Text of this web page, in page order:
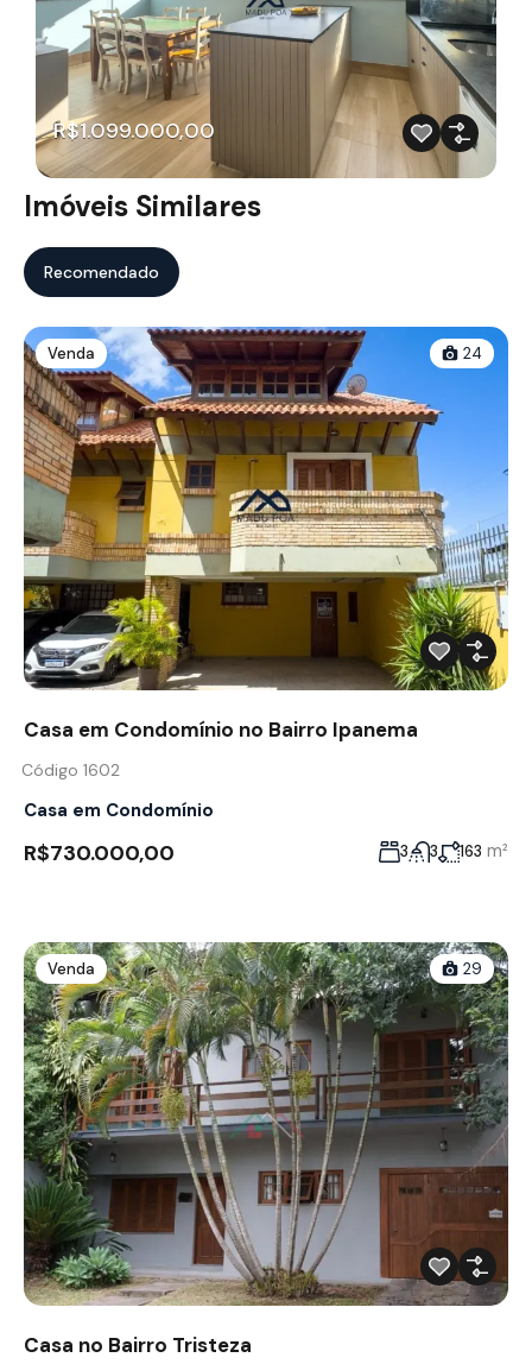
R$1.099.000,00
Imóveis Similares
Recomendado
Venda 24
Casa em Condomínio no Bairro Ipanema
Código 1602
Casa em Condomínio
R$730.000,00 3 3 163 m²
Venda 29
Casa no Bairro Tristeza